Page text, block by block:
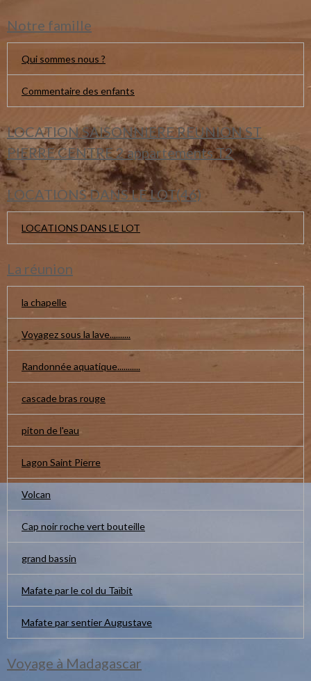
Notre famille
Qui sommes nous ?
Commentaire des enfants
LOCATION SAISONNIERE REUNION ST
PIERRE CENTRE 2 appartements T2
LOCATIONS DANS LE LOT(46)
LOCATIONS DANS LE LOT
La réunion
la chapelle
Voyagez sous la lave..........
Randonnée aquatique...........
cascade bras rouge
piton de l'eau
Lagon Saint Pierre
Volcan
Cap noir roche vert bouteille
grand bassin
Mafate par le col du Taïbit
Mafate par sentier Augustave
Voyage à Madagascar